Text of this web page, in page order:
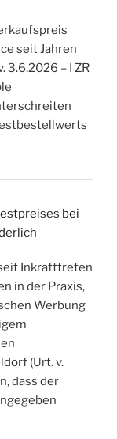
seit Jahren
3.6.2026 – I ZR
bei
Inkrafttreten
in der Praxis,
Werbung
(Urt. v.
dass der